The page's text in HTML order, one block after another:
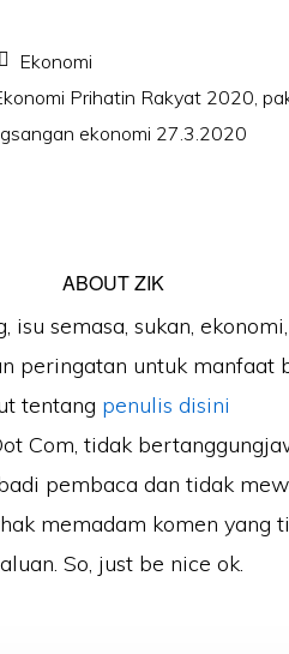
Ekonomi
Prihatin Rakyat 2020,
ekonomi 27.3.2020
ABOUTZIK
isu semasa, sukan,
peringatan untuk manfaat
tentang penulis disini
Com, tidak
pembaca dan tidak
memadam komen yang
So, just be nice ok.